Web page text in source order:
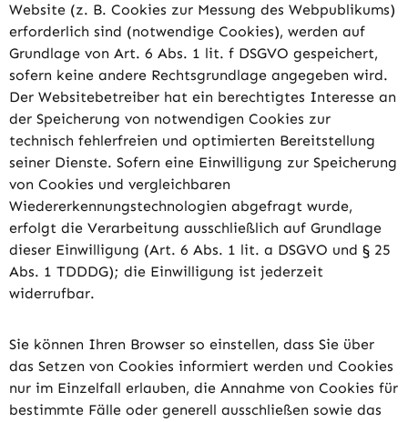
Website (z. B. Cookies zur Messung des Webpublikums)
erforderlich sind (notwendige Cookies), werden auf
Grundlage von Art. 6 Abs. 1 lit. f DSGVO gespeichert,
sofern keine andere Rechtsgrundlage angegeben wird.
Der Websitebetreiber hat ein berechtigtes Interesse an
der Speicherung von notwendigen Cookies zur
technisch fehlerfreien und optimierten Bereitstellung
seiner Dienste. Sofern eine Einwilligung zur Speicherung
von Cookies und vergleichbaren
Wiedererkennungstechnologien abgefragt wurde,
erfolgt die Verarbeitung ausschließlich auf Grundlage
dieser Einwilligung (Art. 6 Abs. 1 lit. a DSGVO und § 25
Abs. 1 TDDDG); die Einwilligung ist jederzeit
widerrufbar.
Sie können Ihren Browser so einstellen, dass Sie über
das Setzen von Cookies informiert werden und Cookies
nur im Einzelfall erlauben, die Annahme von Cookies für
bestimmte Fälle oder generell ausschließen sowie das